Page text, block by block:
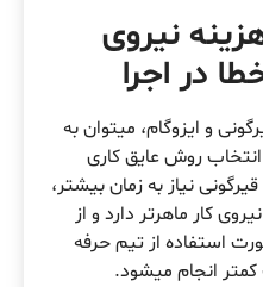
نیروی
در اجرا
و ایزوگام، میتوان به
انتخاب روش عایق کاری
نیاز به زمان بیشتر،
کار ماهرتر دارد و از
استفاده از تیم حرفه
انجام میشود.